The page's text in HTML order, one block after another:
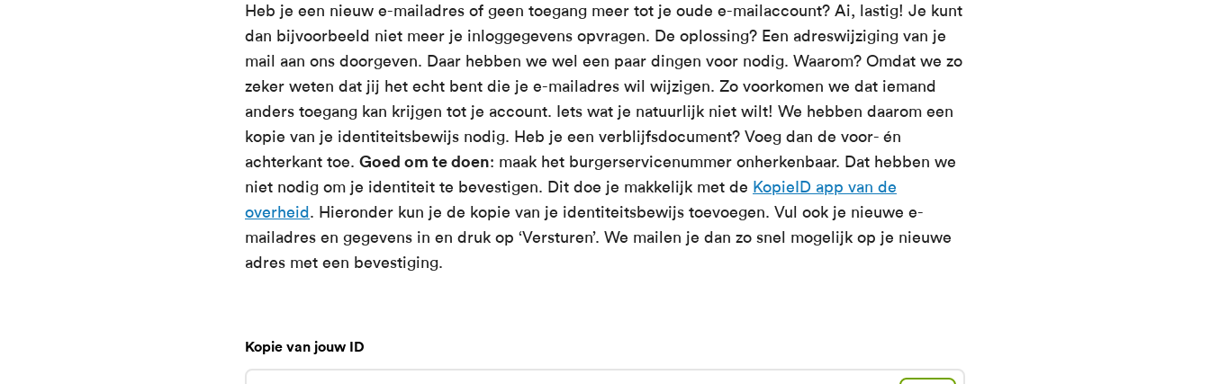
Heb je een nieuw e-mailadres of geen toegang meer tot je oude e-mailaccount? Ai, lastig! Je kunt
dan bijvoorbeeld niet meer je inloggegevens opvragen. De oplossing? Een adreswijziging van je
mail aan ons doorgeven. Daar hebben we wel een paar dingen voor nodig. Waarom? Omdat we zo
zeker weten dat jij het echt bent die je e-mailadres wil wijzigen. Zo voorkomen we dat iemand
anders toegang kan krijgen tot je account. Iets wat je natuurlijk niet wilt! We hebben daarom een
kopie van je identiteitsbewijs nodig. Heb je een verblijfsdocument? Voeg dan de voor- én
achterkant toe. Goed om te doen: maak het burgerservicenummer onherkenbaar. Dat hebben we
niet nodig om je identiteit te bevestigen. Dit doe je makkelijk met de KopieID app van de
overheid. Hieronder kun je de kopie van je identiteitsbewijs toevoegen. Vul ook je nieuwe e-
mailadres en gegevens in en druk op ‘Versturen’. We mailen je dan zo snel mogelijk op je nieuwe
adres met een bevestiging.
Kopie van jouw ID